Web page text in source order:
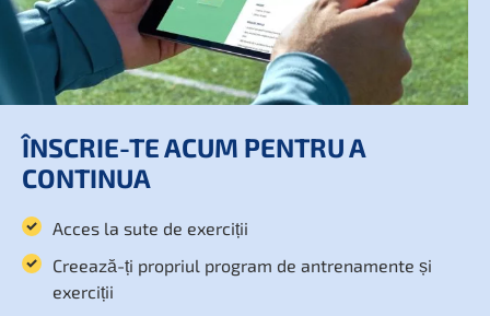
Inregistreaza-te
ÎNSCRIE-TE ACUM PENTRU A
CONTINUA
Acces la sute de exerciții
Creează-ți propriul program de antrenamente și
exerciții